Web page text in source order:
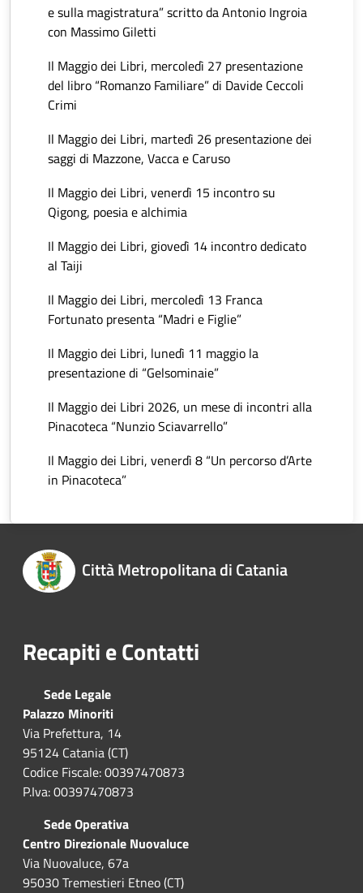
e sulla magistratura” scritto da Antonio Ingroia
con Massimo Giletti
Il Maggio dei Libri, mercoledì 27 presentazione
del libro “Romanzo Familiare” di Davide Ceccoli
Crimi
Il Maggio dei Libri, martedì 26 presentazione dei
saggi di Mazzone, Vacca e Caruso
Il Maggio dei Libri, venerdì 15 incontro su
Qigong, poesia e alchimia
Il Maggio dei Libri, giovedì 14 incontro dedicato
al Taiji
Il Maggio dei Libri, mercoledì 13 Franca
Fortunato presenta “Madri e Figlie”
Il Maggio dei Libri, lunedì 11 maggio la
presentazione di “Gelsominaie”
Il Maggio dei Libri 2026, un mese di incontri alla
Pinacoteca “Nunzio Sciavarrello”
Il Maggio dei Libri, venerdì 8 “Un percorso d’Arte
in Pinacoteca”
Città Metropolitana di Catania
Recapiti e Contatti
Sede Legale
Palazzo Minoriti
Via Prefettura, 14
95124 Catania (CT)
Codice Fiscale: 00397470873
P.Iva: 00397470873
Sede Operativa
Centro Direzionale Nuovaluce
Via Nuovaluce, 67a
95030 Tremestieri Etneo (CT)